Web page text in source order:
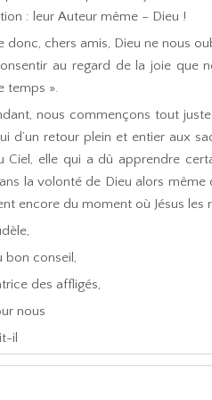
: leur Auteur même – Dieu !
donc, chers amis, Dieu ne nous
au regard de la joie que
temps ».
nous commençons tout
d’un retour plein et entier aux
Ciel, elle qui a dû apprendre
la volonté de Dieu alors
encore du moment où Jésus les
bon conseil,
des affligés,
nous
il